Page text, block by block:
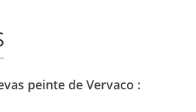
peinte de Vervaco :